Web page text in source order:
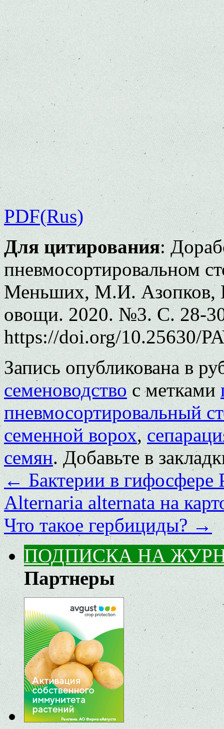
PDF(Rus)
Для цитирования:
пневмосортировальном
Меньших, М.И. Азопков,
овощи. 2020. №3. С. 28-
https://doi.org/10.25630/
Запись опубликована в
семеноводствос метками
пневмосортировальный
семенной ворох,
семян. Добавьте в
← Бактерии в гифосфере
Alternaria alternata на
Что такое гербициды?→
ПОДПИСКА НА
Партнеры